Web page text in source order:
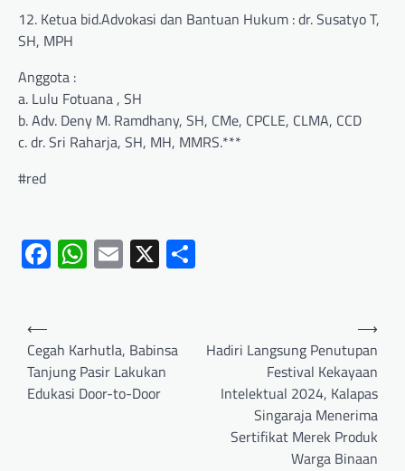
12. Ketua bid.Advokasi dan Bantuan Hukum : dr. Susatyo T,
SH, MPH
Anggota :
a. Lulu Fotuana , SH
b. Adv. Deny M. Ramdhany, SH, CMe, CPCLE, CLMA, CCD
c. dr. Sri Raharja, SH, MH, MMRS.***
#red
Facebook
WhatsApp
Email
X
⟵
Cegah Karhutla, Babinsa
Tanjung Pasir Lakukan
Edukasi Door-to-Door
Hadiri Langsung Penutupan
Festival Kekayaan
Intelektual 2024, Kalapas
Singaraja Menerima
Sertifikat Merek Produk
Warga Binaan
⟶